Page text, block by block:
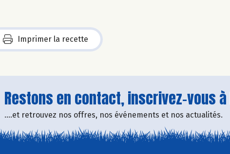
Imprimer la recette
Restons en contact, inscrivez-vous
....et retrouvez nos offres, nos événements et nos actualités.